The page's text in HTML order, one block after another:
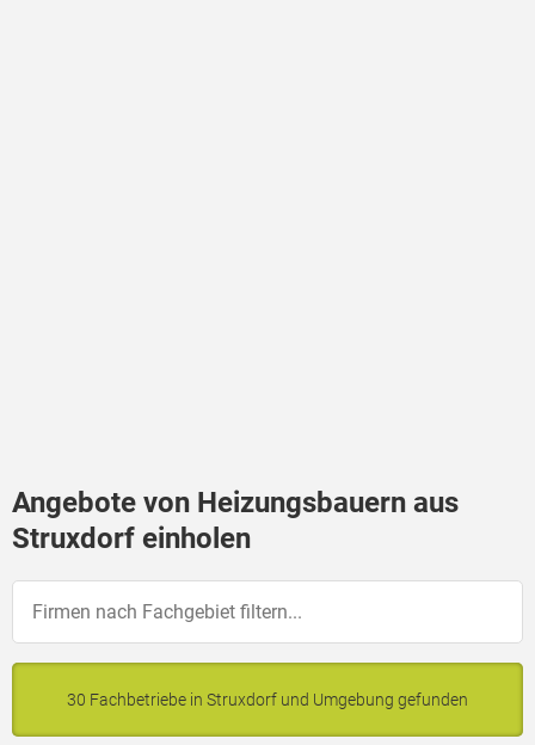
Angebote von Heizungsbauern aus
Struxdorf einholen
30 Fachbetriebe in Struxdorf und Umgebung gefunden